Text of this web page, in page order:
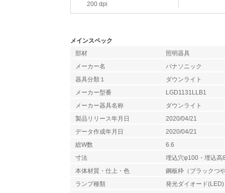
200 dpi
メインスペック
部材
照明器具
メーカー名
パナソニック
器具分類１
ダウンライト
メーカー型番
LGD1131LLB1
メーカー器具名称
ダウンライト
製品リリース年月日
2020/04/21
データ作成年月日
2020/04/21
総W数
6.6
寸法
埋込穴φ100・埋込高
本体材質・仕上・色
鋼板枠（ブラックつ
ランプ種類
発光ダイオード(LED)